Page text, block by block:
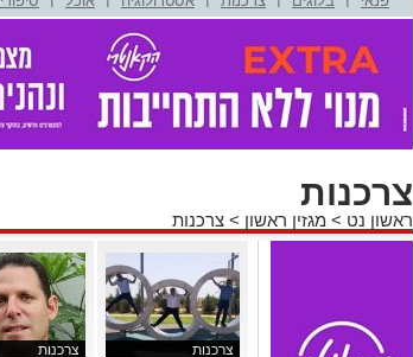
צרכנות
ראשון נט > מגזין ראשון > צרכנות
צרכנות צרכנות